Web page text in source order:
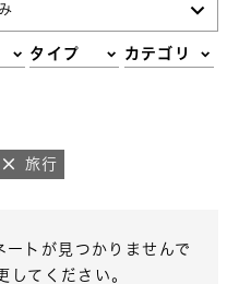
タイプ カテゴリ
旅行
トが見つかりませんで
してください。